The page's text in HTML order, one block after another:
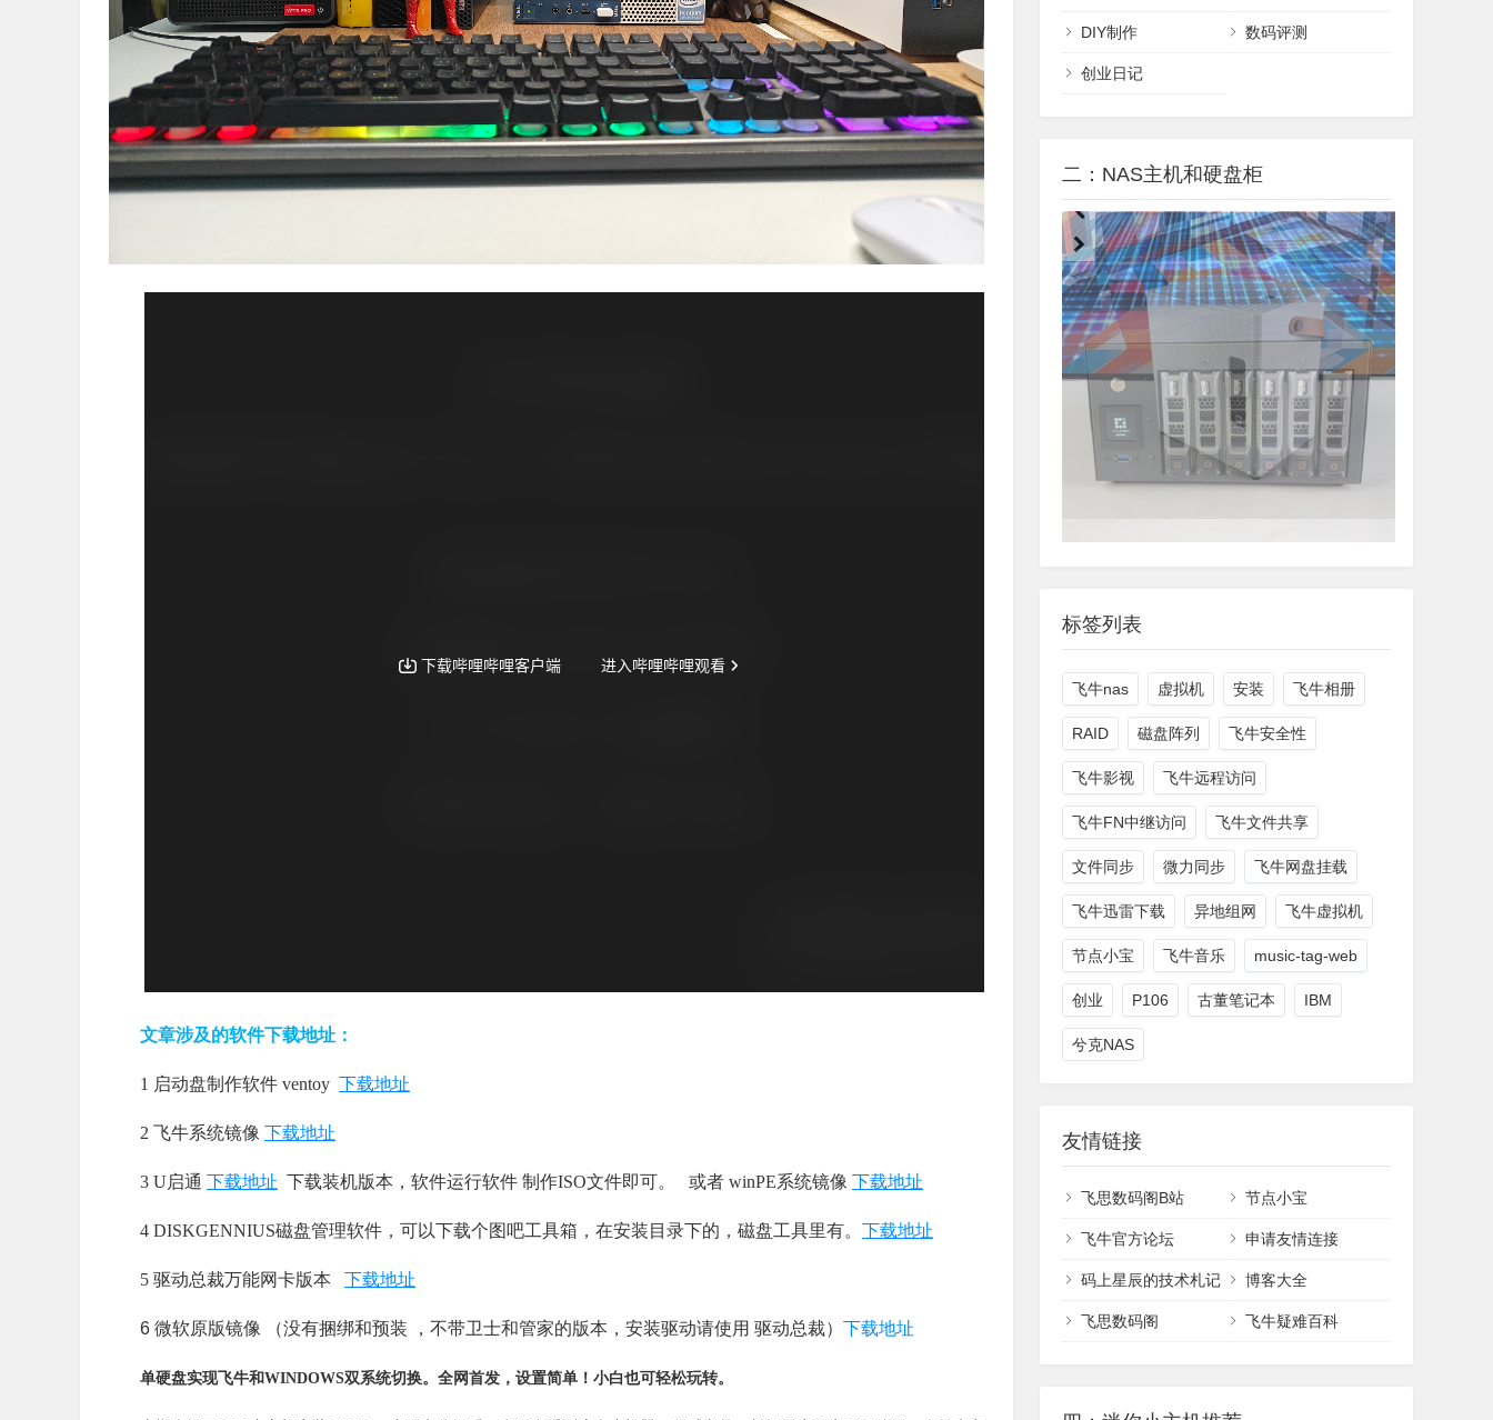
文章涉及的软件下载地址：
1 启动盘制作软件 ventoy 下载地址
2 飞牛系统镜像 下载地址
3 U启通 下载地址 下载装机版本，软件运行软件 制作ISO文件即可。 或者 winPE系统镜像 下载地址
4 DISKGENNIUS磁盘管理软件，可以下载个图吧工具箱，在安装目录下的，磁盘工具里有。 下载地址
5 驱动总裁万能网卡版本 下载地址
6 微软原版镜像 （没有捆绑和预装 ，不带卫士和管家的版本，安装驱动请使用 驱动总裁） 下载地址
单硬盘实现飞牛和WINDOWS双系统切换。全网首发，设置简单！小白也可轻松玩转。
DIY制作 数码评测
创业日记
二：NAS主机和硬盘柜
标签列表
飞牛nas 虚拟机 安装 飞牛相册
RAID 磁盘阵列 飞牛安全性
飞牛影视 飞牛远程访问
飞牛FN中继访问 飞牛文件共享
文件同步 微力同步 飞牛网盘挂载
飞牛迅雷下载 异地组网 飞牛虚拟机
节点小宝 飞牛音乐 music-tag-web
创业 P106 古董笔记本 IBM
兮克NAS
友情链接
飞思数码阁B站 节点小宝
飞牛官方论坛 申请友情连接
码上星辰的技术札记 博客大全
飞思数码阁 飞牛疑难百科